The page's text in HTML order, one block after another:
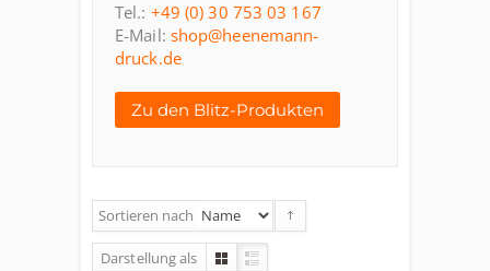
Tel.: +49 (0) 30 753 03 167
E-Mail: shop@heenemann-
druck.de
Zu den Blitz-Produkten
Sortieren nach
Darstellung als